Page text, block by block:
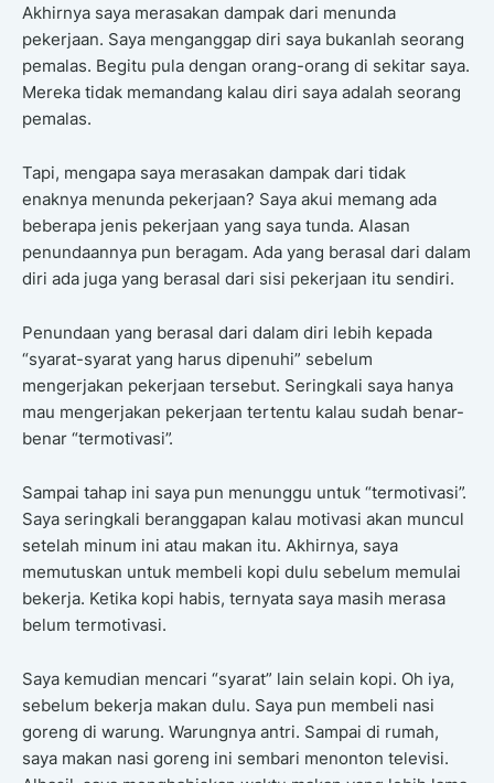
Akhirnya saya merasakan dampak dari menunda
pekerjaan. Saya menganggap diri saya bukanlah seorang
pemalas. Begitu pula dengan orang-orang di sekitar saya.
Mereka tidak memandang kalau diri saya adalah seorang
pemalas.
Tapi, mengapa saya merasakan dampak dari tidak
enaknya menunda pekerjaan? Saya akui memang ada
beberapa jenis pekerjaan yang saya tunda. Alasan
penundaannya pun beragam. Ada yang berasal dari dalam
diri ada juga yang berasal dari sisi pekerjaan itu sendiri.
Penundaan yang berasal dari dalam diri lebih kepada
“syarat-syarat yang harus dipenuhi” sebelum
mengerjakan pekerjaan tersebut. Seringkali saya hanya
mau mengerjakan pekerjaan tertentu kalau sudah benar-
benar “termotivasi”.
Sampai tahap ini saya pun menunggu untuk “termotivasi”.
Saya seringkali beranggapan kalau motivasi akan muncul
setelah minum ini atau makan itu. Akhirnya, saya
memutuskan untuk membeli kopi dulu sebelum memulai
bekerja. Ketika kopi habis, ternyata saya masih merasa
belum termotivasi.
Saya kemudian mencari “syarat” lain selain kopi. Oh iya,
sebelum bekerja makan dulu. Saya pun membeli nasi
goreng di warung. Warungnya antri. Sampai di rumah,
saya makan nasi goreng ini sembari menonton televisi.